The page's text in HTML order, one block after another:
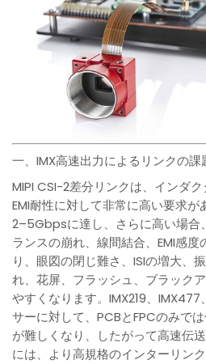
一、IMX高速出力によるリンクの課
MIPI CSI-2差分リンクは、インダク
EMI耐性に対して非常に高い要求
2–5Gbpsに達し、さらに高い場合
ランスの崩れ、線間結合、EMI感
り、眼図の閉じ難さ、ISIの増大、
れ、花屏、フラッシュ、ブラック
やすくなります。IMX219、
サーに対して、PCBとFPCのみで
が難しくなり、したがって高速伝
には、より高規格のインターリン